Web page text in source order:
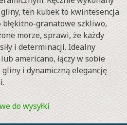
ten kubek to kwintesencja
błękitno-granatowe szkliwo,
morze, sprawi, że każdy
i determinacji. Idealny
americano, łączy w sobie
i dynamiczną elegancję
do wysyłki